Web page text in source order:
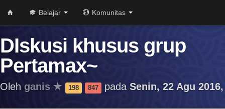
Belajar Komunitas
DIskusi khusus grup
Pertamax~
Oleh ganis 198 847 pada Senin, 22 Agu